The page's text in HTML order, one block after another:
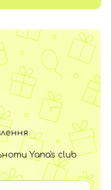
Yana's club